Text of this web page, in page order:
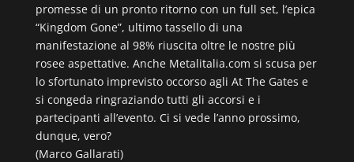
promesse di un pronto ritorno con un full set, l’epica
“Kingdom Gone”, ultimo tassello di una
manifestazione al 98% riuscita oltre le nostre più
rosee aspettative. Anche Metalitalia.com si scusa per
lo sfortunato imprevisto occorso agli At The Gates e
si congeda ringraziando tutti gli accorsi e i
partecipanti all’evento. Ci si vede l’anno prossimo,
dunque, vero?
(Marco Gallarati)